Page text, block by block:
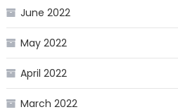
June 2022
May 2022
April 2022
March 2022